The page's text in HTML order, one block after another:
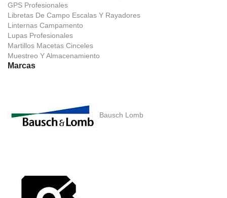
GPS Profesionales
Libretas De Campo Escalas Y Rayadores
Linternas Campamento
Lupas Profesionales
Martillos Macetas Cinceles
Muestreo Y Almacenamiento
Marcas
Bausch Lomb